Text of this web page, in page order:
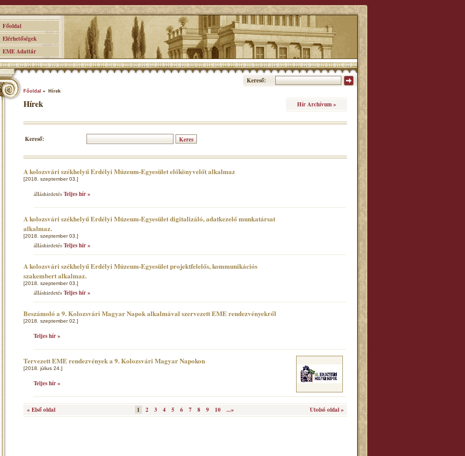
Főoldal
Elérhetőségek
EME Adattár
Kereső:
Főoldal » Hírek
Hírek Hír Archívum »
Kereső:
A kolozsvári székhelyű Erdélyi Múzeum-Egyesület előkönyvelőt alkalmaz
[2018. szeptember 03.]
álláshirdetés Teljes hír »
A kolozsvári székhelyű Erdélyi Múzeum-Egyesület digitalizáló, adatkezelő munkatársat
alkalmaz.
[2018. szeptember 03.]
álláshirdetés Teljes hír »
A kolozsvári székhelyű Erdélyi Múzeum-Egyesület projektfelelős, kommunikációs
szakembert alkalmaz.
[2018. szeptember 03.]
álláshirdetés Teljes hír »
Beszámoló a 9. Kolozsvári Magyar Napok alkalmával szervezett EME rendezvényekről
[2018. szeptember 02.]
Teljes hír »
Tervezett EME rendezvények a 9. Kolozsvári Magyar Napokon
[2018. július 24.]
Teljes hír »
« Első oldal 1 2 3 4 5 6 7 8 9 10 ...» Utolsó oldal »